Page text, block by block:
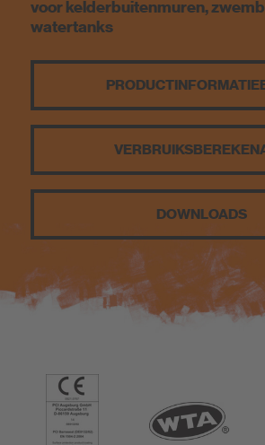
voor kelderbuitenmuren,
watertanks
DOWNLOADS